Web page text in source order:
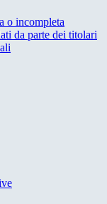
o incompleta
da parte dei titolari